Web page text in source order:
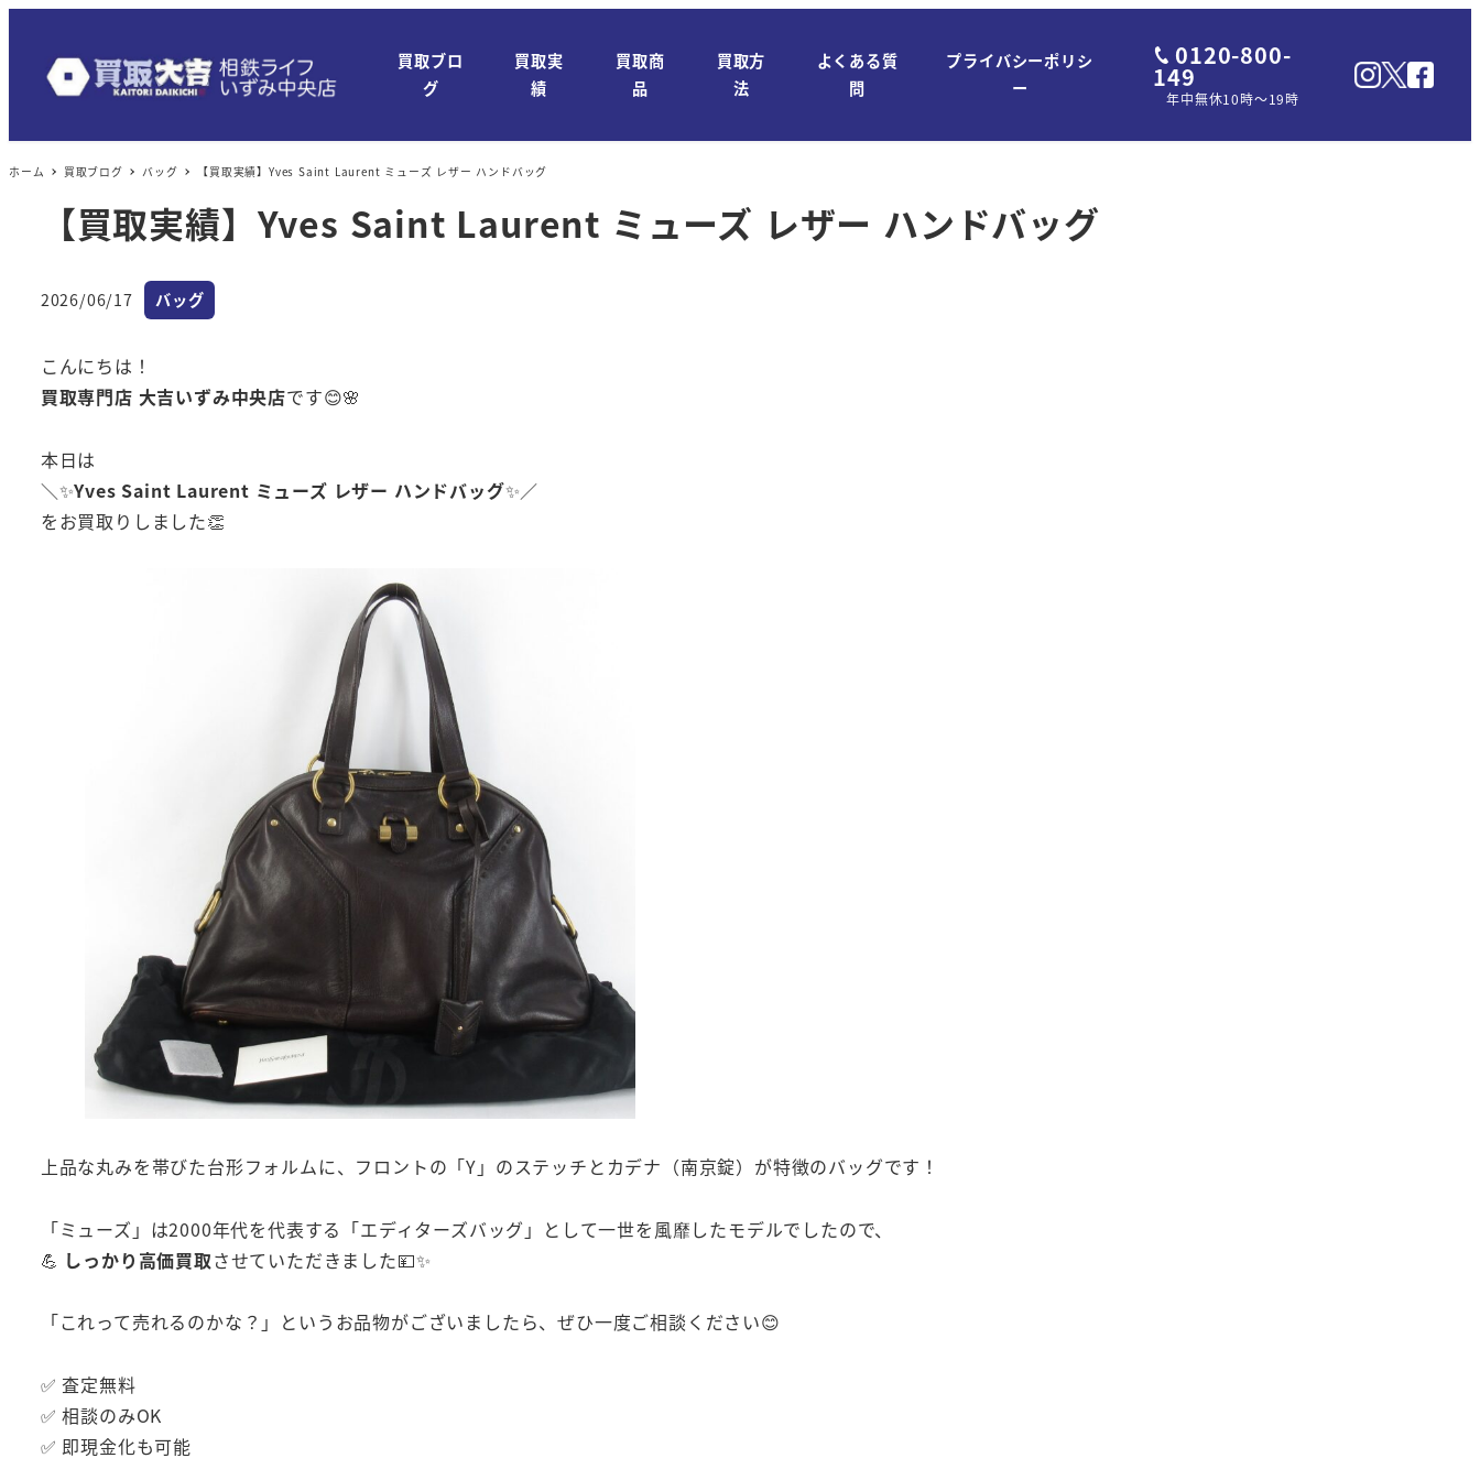
買取ブロ
グ
買取実
績
買取商
品
買取方
法
よくある質
問
プライバシーポリシ
ー
0120-800-
149
年中無休10時～19時
ホーム 買取ブログ バッグ 【買取実績】Yves Saint Laurent ミューズ レザー ハンドバッグ
【買取実績】Yves Saint Laurent ミューズ レザー ハンドバッグ
投稿日
2026/06/17 カテゴリー
バッグ
こんにちは！
買取専門店 大吉いずみ中央店です😊🌸
本日は
＼✨Yves Saint Laurent ミューズ レザー ハンドバッグ✨／
をお買取りしました👏
上品な丸みを帯びた台形フォルムに、フロントの「Y」のステッチとカデナ（南京錠）が特徴のバッグです！
「ミューズ」は2000年代を代表する「エディターズバッグ」として一世を風靡したモデルでしたので、
💪 しっかり高価買取させていただきました💴✨
「これって売れるのかな？」というお品物がございましたら、ぜひ一度ご相談ください😊
✅ 査定無料
✅ 相談のみOK
✅ 即現金化も可能